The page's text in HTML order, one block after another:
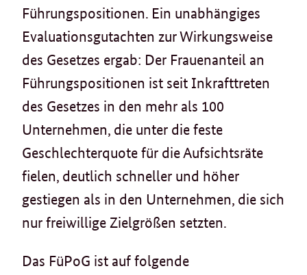
Führungspositionen. Ein unabhängiges
Evaluationsgutachten zur Wirkungsweise
des Gesetzes ergab: Der Frauenanteil an
Führungspositionen ist seit Inkrafttreten
des Gesetzes in den mehr als 100
Unternehmen, die unter die feste
Geschlechterquote für die Aufsichtsräte
fielen, deutlich schneller und höher
gestiegen als in den Unternehmen, die sich
nur freiwillige Zielgrößen setzten.
Das FüPoG ist auf folgende